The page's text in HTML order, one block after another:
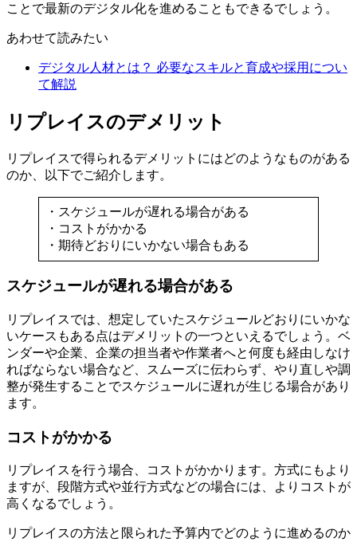
ことで最新のデジタル化を進めることもできるでしょう。
あわせて読みたい
デジタル人材とは？ 必要なスキルと育成や採用につい
て解説
リプレイスのデメリット
リプレイスで得られるデメリットにはどのようなものがある
のか、以下でご紹介します。
・スケジュールが遅れる場合がある
・コストがかかる
・期待どおりにいかない場合もある
スケジュールが遅れる場合がある
リプレイスでは、想定していたスケジュールどおりにいかな
いケースもある点はデメリットの一つといえるでしょう。ベ
ンダーや企業、企業の担当者や作業者へと何度も経由しなけ
ればならない場合など、スムーズに伝わらず、やり直しや調
整が発生することでスケジュールに遅れが生じる場合があり
ます。
コストがかかる
リプレイスを行う場合、コストがかかります。方式にもより
ますが、段階方式や並行方式などの場合には、よりコストが
高くなるでしょう。
リプレイスの方法と限られた予算内でどのように進めるのか